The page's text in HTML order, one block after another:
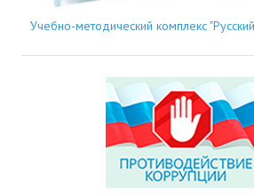
Учебно-методический комплекс